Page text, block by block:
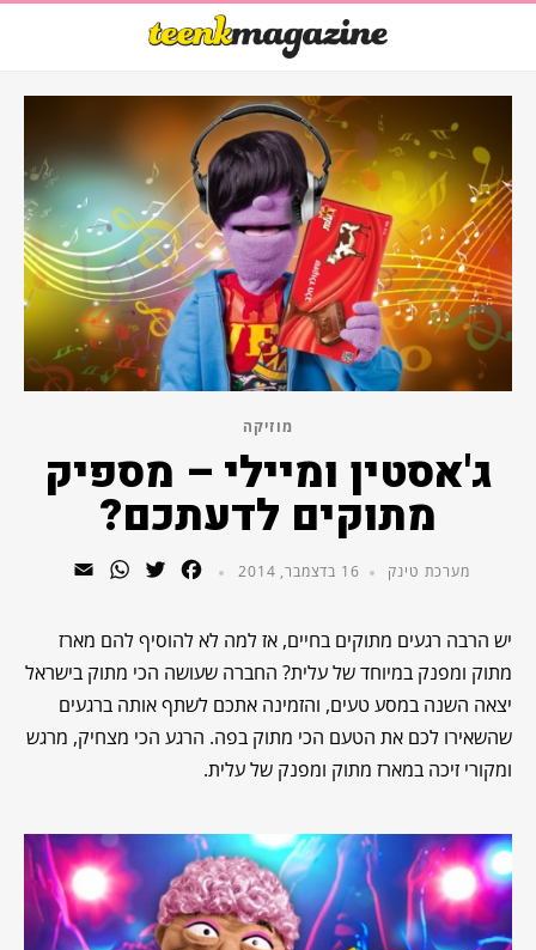
מוזיקה
ג'אסטין ומיילי – מספיק
מתוקים לדעתכם?
מערכת טינק 16 בדצמבר, 2014 Facebook
Twitter
WhatsApp
יש הרבה רגעים מתוקים בחיים, אז למה לא להוסיף להם מארז
מתוק ומפנק במיוחד של עלית? החברה שעושה הכי מתוק בישראל
יצאה השנה במסע טעים, והזמינה אתכם לשתף אותה ברגעים
שהשאירו לכם את הטעם הכי מתוק בפה. הרגע הכי מצחיק, מרגש
ומקורי זיכה במארז מתוק ומפנק של עלית.